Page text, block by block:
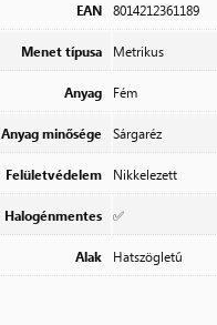
EAN 8014212361189
Menet típusa Metrikus
Anyag Fém
Anyag minősége Sárgaréz
Felületvédelem Nikkelezett
Halogénmentes ✅
Alak Hatszögletű